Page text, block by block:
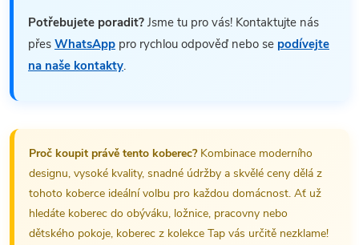
Potřebujete poradit? Jsme tu pro vás! Kontaktujte nás
přes WhatsApp pro rychlou odpověď nebo se podívejte
na naše kontakty.
Proč koupit právě tento koberec?Kombinace moderního
designu, vysoké kvality, snadné údržby a skvělé ceny dělá z
tohoto koberce ideální volbu pro každou domácnost. Ať už
hledáte koberec do obýváku, ložnice, pracovny nebo
dětského pokoje, koberec z kolekce Tap vás určitě nezklame!